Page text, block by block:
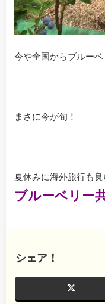
今や全国からブルー
まさに今が旬！
夏休みに海外旅行も良
ブルーベリー
シェア！